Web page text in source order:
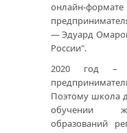
онлайн-
— Эдуард
России".
2020 год –
Поэтому школа
обучении
образований